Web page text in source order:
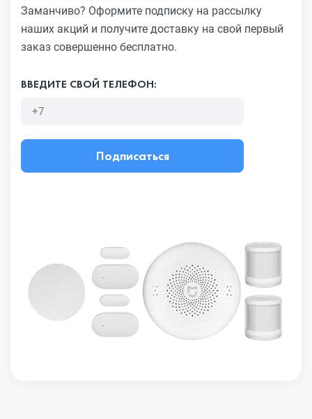
Заманчиво? Оформите подписку на рассылку
наших акций и получите доставку на свой первый
заказ совершенно бесплатно.
ВВЕДИТЕ СВОЙ ТЕЛЕФОН:
Подписаться